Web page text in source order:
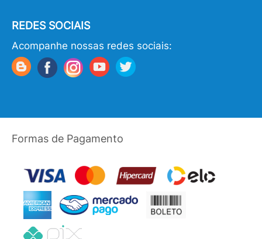
REDES SOCIAIS
Acompanhe nossas redes sociais:
Formas de Pagamento